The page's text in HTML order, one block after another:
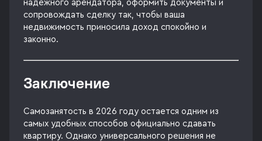
надежного арендатора, оформить документы и
сопровождать сделку так, чтобы ваша
недвижимость приносила доход спокойно и
законно.
Заключение
Самозанятость в 2026 году остается одним из
самых удобных способов официально сдавать
квартиру. Однако универсального решения не